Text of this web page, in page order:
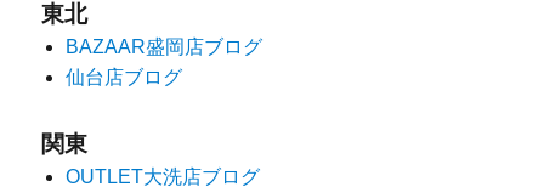
東北
BAZAAR盛岡店ブログ
仙台店ブログ
関東
OUTLET大洗店ブログ